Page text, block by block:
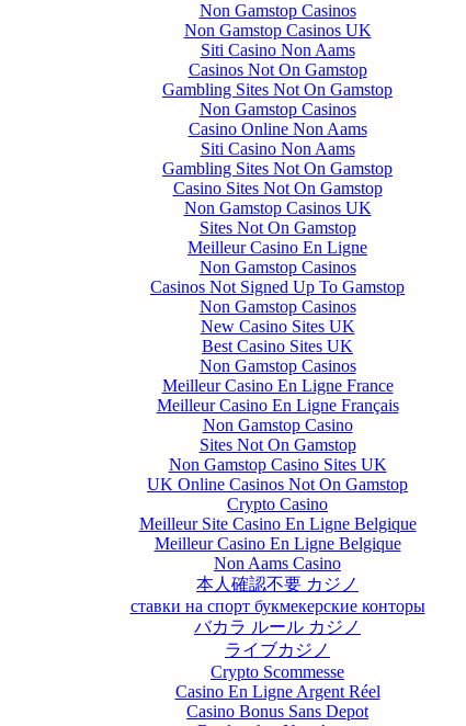
Non Gamstop Casinos
Non Gamstop Casinos UK
Siti Casino Non Aams
Casinos Not On Gamstop
Gambling Sites Not On Gamstop
Non Gamstop Casinos
Casino Online Non Aams
Siti Casino Non Aams
Gambling Sites Not On Gamstop
Casino Sites Not On Gamstop
Non Gamstop Casinos UK
Sites Not On Gamstop
Meilleur Casino En Ligne
Non Gamstop Casinos
Casinos Not Signed Up To Gamstop
Non Gamstop Casinos
New Casino Sites UK
Best Casino Sites UK
Non Gamstop Casinos
Meilleur Casino En Ligne France
Meilleur Casino En Ligne Français
Non Gamstop Casino
Sites Not On Gamstop
Non Gamstop Casino Sites UK
UK Online Casinos Not On Gamstop
Crypto Casino
Meilleur Site Casino En Ligne Belgique
Meilleur Casino En Ligne Belgique
Non Aams Casino
本人確認不要 カジノ
ставки на спорт букмекерские конторы
バカラ ルール カジノ
ライブカジノ
Crypto Scommesse
Casino En Ligne Argent Réel
Casino Bonus Sans Depot